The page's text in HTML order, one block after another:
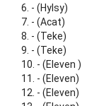
6. - (Hylsy)
7. - (Acat)
8. - (Teke)
9. - (Teke)
10. - (Eleven )
11. - (Eleven)
12. - (Eleven)